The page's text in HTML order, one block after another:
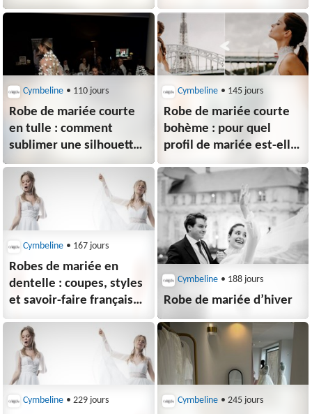
pour une allure
Cymbeline • 110 jours
Robe de mariée courte
en tulle : comment
sublimer une silhouette
avec légèreté ?
Cymbeline • 145 jours
Robe de mariée courte
bohème : pour quel
profil de mariée est-elle
faite ?
Cymbeline • 167 jours
Robes de mariée en
dentelle : coupes, styles
et savoir-faire français
Cymbeline • 188 jours
Robe de mariée d’hiver
Cymbeline • 229 jours Cymbeline • 245 jours